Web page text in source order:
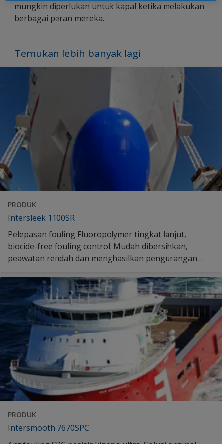
mungkin diperlukan untuk kapal ketika melakukan
berbagai peran mereka.
Temukan lebih banyak lagi
PRODUK
Intersleek 1100SR
Pelepasan fouling Fluoropolymer tingkat lanjut,
biocide-free fouling control: Mudah dibersihkan,
peawatan rendah dan menghasilkan pengurangan
pengurangan emisi CO2. Temukan lebih banyak di sini.
PRODUK
Intersmooth 7670SPC